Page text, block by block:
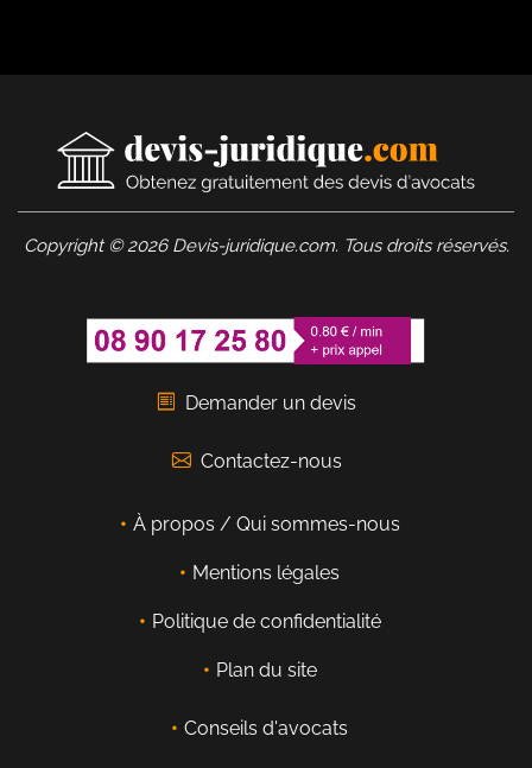
Copyright © 2026 Devis-juridique.com. Tous droits réservés.
Demander un devis
Contactez-nous
À propos / Qui sommes-nous
Mentions légales
Politique de confidentialité
Plan du site
Conseils d'avocats